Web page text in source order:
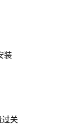
装
过关